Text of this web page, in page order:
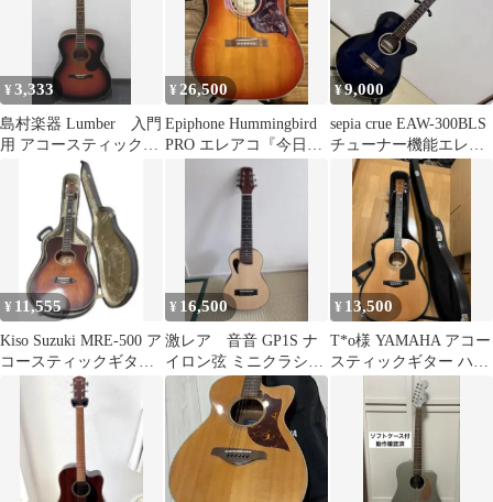
¥3,333
島村楽器 Lumber 入門
用 アコースティックギ
ター アコギ
¥ 26,500
Epiphone Hummingbird
PRO エレアコ『今日・
明日限り❗️』
¥9,000
sepia crue EAW-300BLS
チューナー機能エレア
¥ 11,555
Kiso Suzuki MRE-500 ア
コースティックギター
ハードケース付
¥ 16,500
激レア 音音 GP1S ナ
イロン弦 ミニクラシッ
クギター
¥ 13,500
T*o様 YAMAHA アコー
スティックギター ハー
ドケース付き